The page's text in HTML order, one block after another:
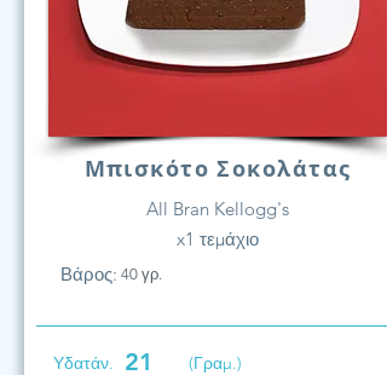
Μπισκότο Σοκολάτας
All Bran Kellogg's
x1 τεμάχιο
Βάρος: 40 γρ.
Υδατάν. 21 (Γραμ.)